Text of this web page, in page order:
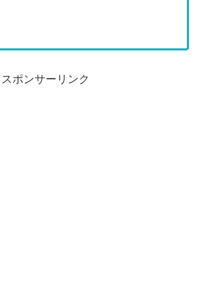
スポンサーリンク